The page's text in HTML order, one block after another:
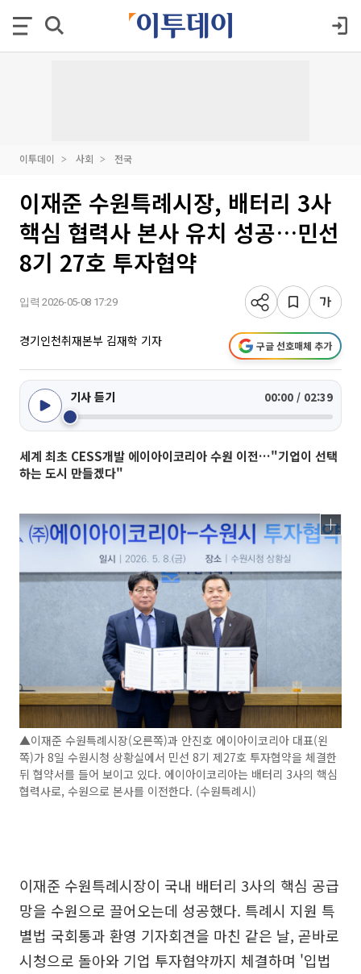
이투데이 사회 전국
이재준 수원특례시장, 배터리 3사
핵심 협력사 본사 유치 성공…민선
8기 27호 투자협약
입력 2026-05-08 17:29
경기인천취재본부 김재학 기자 구글 선호매체 추가
기사 듣기 00:00 / 02:39
세계 최초 CESS개발 에이아이코리아 수원 이전…"기업이 선택
하는 도시 만들겠다"
▲이재준 수원특례시장(오른쪽)과 안진호 에이아이코리아 대표(왼
쪽)가 8일 수원시청 상황실에서 민선 8기 제27호 투자협약을 체결한
뒤 협약서를 들어 보이고 있다. 에이아이코리아는 배터리 3사의 핵심
협력사로, 수원으로 본사를 이전한다. (수원특례시)
이재준 수원특례시장이 국내 배터리 3사의 핵심 공급
망을 수원으로 끌어오는데 성공했다. 특례시 지원 특
별법 국회통과 환영 기자회견을 마친 같은 날, 곧바로
시청으로 돌아와 기업 투자협약까지 체결하며 '입법